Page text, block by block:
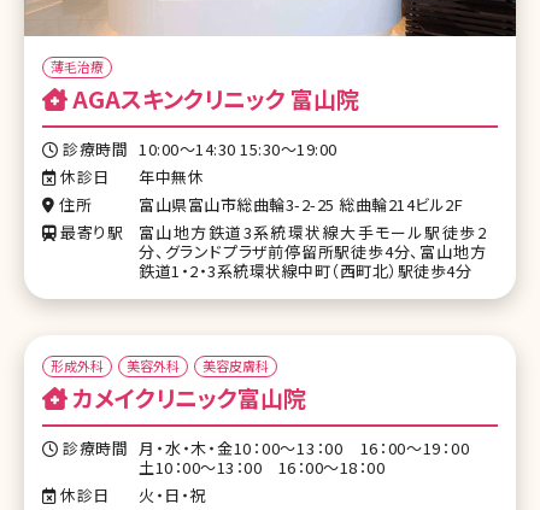
薄毛治療
AGAスキンクリニック 富山院
診療時間 10:00～14:30 15:30～19:00
休診日
年中無休
住所
富山県富山市総曲輪3-2-25 総曲輪214ビル2F
最寄り駅
富山地方鉄道3系統環状線大手モール駅徒歩2
分、グランドプラザ前停留所駅徒歩4分、富山地方
鉄道1・2・3系統環状線中町（西町北）駅徒歩4分
形成外科 美容外科 美容皮膚科
カメイクリニック富山院
診療時間 月・水・木・金10：00～13：00 16：00～19：00
土10：00～13：00 16：00～18：00
休診日
火・日・祝